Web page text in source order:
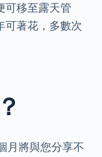
可移至露天管
可著花，多數次
月將與您分享不